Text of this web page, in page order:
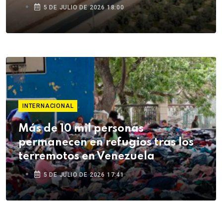
agricultores de Tacna
5 DE JULIO DE 2026 18:00
INTERNACIONAL
Más de 10 mil personas
permanecen en refugios tras los
terremotos en Venezuela
5 DE JULIO DE 2026 17:41